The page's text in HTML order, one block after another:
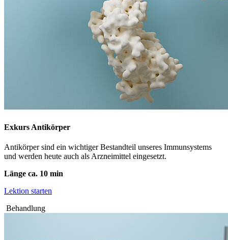
Exkurs Antikörper
Antikörper sind ein wichtiger Bestandteil unseres Immunsystems
und werden heute auch als Arzneimittel eingesetzt.
Länge ca. 10 min
Lektion starten
Behandlung